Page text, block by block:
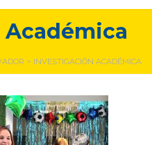
> INVESTIGACIÓN ACADÉMICA